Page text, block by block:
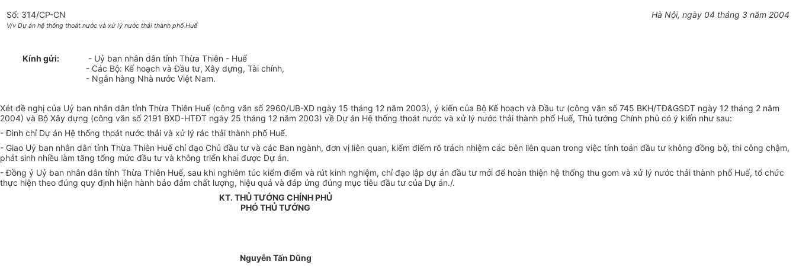
Số: 314/CP-CN
V/v Dự án hệ thống thoát nước và xử lý nước thải thành phố Huế
Hà Nội, ngày 04 tháng 3 năm 2004
Kính gửi:
- Uỷ ban nhân dân tỉnh Thừa Thiên - Huế
- Các Bộ: Kế hoạch và Đầu tư, Xây dựng, Tài chính,
- Ngân hàng Nhà nước Việt Nam.
Xét đề nghị của Uỷ ban nhân dân tỉnh Thừa Thiên Huế (công văn số 2960/UB-XD ngày 15 tháng 12 năm 2003), ý kiến của Bộ Kế hoạch và Đầu tư (công văn số 745 BKH/TĐ&GSĐT ngày 12 tháng 2 năm
2004) và Bộ Xây dựng (công văn số 2191 BXD-HTĐT ngày 25 tháng 12 năm 2003) về Dự án Hệ thống thoát nước và xử lý nước thải thành phố Huế, Thủ tướng Chính phủ có ý kiến như sau:
- Đình chỉ Dự án Hệ thống thoát nước thải và xử lý rác thải thành phố Huế.
- Giao Uỷ ban nhân dân tỉnh Thừa Thiên Huế chỉ đạo Chủ đầu tư và các Ban ngành, đơn vị liên quan, kiểm điểm rõ trách nhiệm các bên liên quan trong việc tính toán đầu tư không đồng bộ, thi công chậm,
phát sinh nhiều làm tăng tổng mức đầu tư và không triển khai được Dự án.
- Đồng ý Uỷ ban nhân dân tỉnh Thừa Thiên Huế, sau khi nghiêm túc kiểm điểm và rút kinh nghiệm, chỉ đạo lập dự án đầu tư mới để hoàn thiện hệ thống thu gom và xử lý nước thải thành phố Huế, tổ chức
thực hiện theo đúng quy định hiện hành bảo đảm chất lượng, hiệu quả và đáp ứng đúng mục tiêu đầu tư của Dự án./.
KT. THỦ TƯỚNG CHÍNH PHỦ
PHÓ THỦ TƯỚNG
Nguyễn Tấn Dũng